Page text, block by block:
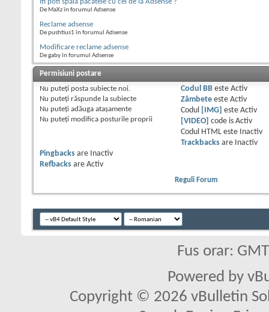
De MaXz în forumul Adsense
Reclame adsense
De pushtius1 în forumul Adsense
Modificare reclame adsense
De gaby în forumul Adsense
Permisiuni postare
Nu puteţi posta subiecte noi.
Nu puteţi răspunde la subiecte
Nu puteţi adăuga ataşamente
Nu puteţi modifica posturile proprii
Codul BBeste Activ
Zâmbeteeste Activ
Codul
[IMG] este Activ
[VIDEO] code is Activ
Codul HTML este
Inactiv
Trackbacksare
Inactiv
Pingbacks are
Inactiv
Refbacks are Activ
Reguli Forum
Fus orar:
Powered by
Copyright © 2026 vBulletin